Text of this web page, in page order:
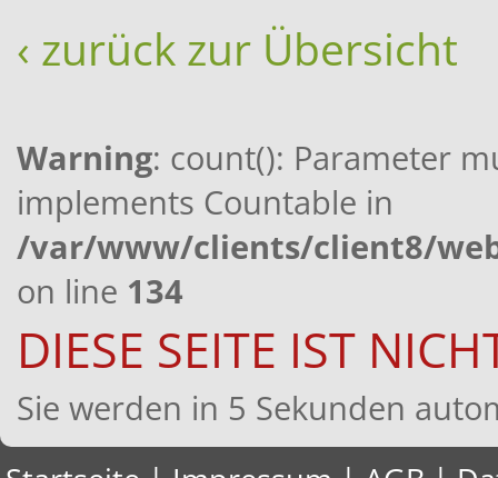
‹ zurück zur Übersicht
Warning: count(): Parameter
implements Countable in
/var/www/clients/client8/
on line 134
DIESE SEITE IST
Sie werden in 5 Sekunden